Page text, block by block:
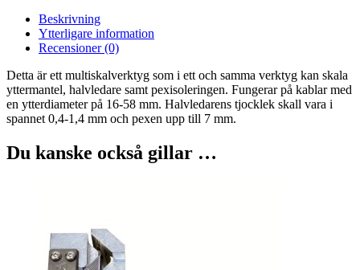
Beskrivning
Ytterligare information
Recensioner (0)
Detta är ett multiskalverktyg som i ett och samma verktyg kan skala
yttermantel, halvledare samt pexisoleringen. Fungerar på kablar med
en ytterdiameter på 16-58 mm. Halvledarens tjocklek skall vara i
spannet 0,4-1,4 mm och pexen upp till 7 mm.
Du kanske också gillar …